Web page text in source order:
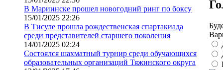
В Мариинске прошел новогодний ринг по боксу
15/01/2025 22:26
В Тисуле прошла рождественская спартакиада
среди представителей старшего поколения
14/01/2025 02:24
Состоялся шахматный турнир среди обучающихся
образовательных организаций Тяжинского округа